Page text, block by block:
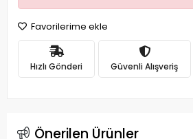
Favorilerime ekle
Hızlı Gönderi Güvenli Alışveriş
Önerilen Ürünler